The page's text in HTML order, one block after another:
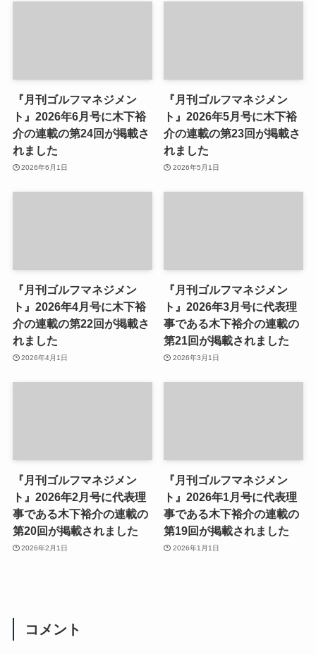
『月刊ゴルフマネジメン
ト』2026年6月号に木下裕
介の連載の第24回が掲載さ
れました
2026年6月1日
『月刊ゴルフマネジメン
ト』2026年5月号に木下裕
介の連載の第23回が掲載さ
れました
2026年5月1日
『月刊ゴルフマネジメン
ト』2026年4月号に木下裕
介の連載の第22回が掲載さ
れました
2026年4月1日
『月刊ゴルフマネジメン
ト』2026年3月号に代表理
事である木下裕介の連載の
第21回が掲載されました
2026年3月1日
『月刊ゴルフマネジメン
ト』2026年2月号に代表理
事である木下裕介の連載の
第20回が掲載されました
2026年2月1日
『月刊ゴルフマネジメン
ト』2026年1月号に代表理
事である木下裕介の連載の
第19回が掲載されました
2026年1月1日
コメント